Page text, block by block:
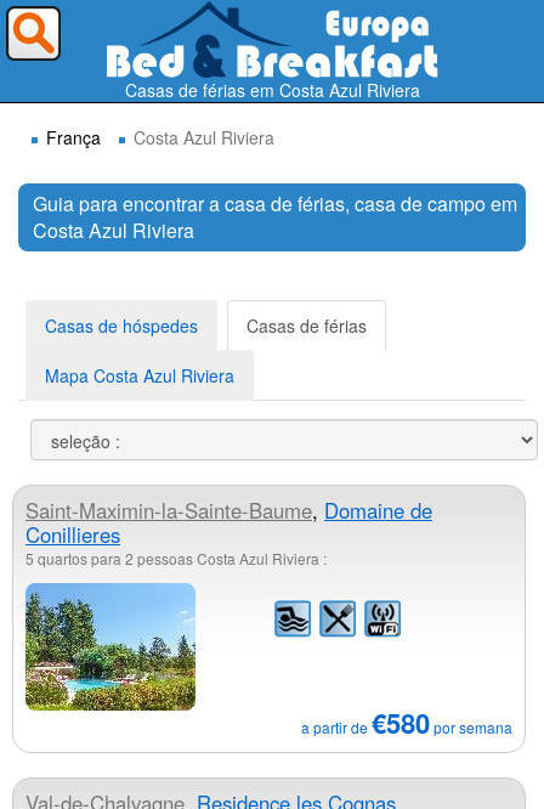
Casas de férias em Costa Azul Riviera
França
Costa Azul Riviera
Guia para encontrar a casa de férias, casa de campo em
Costa Azul Riviera
Casas de hóspedes Casas de férias
Mapa Costa Azul Riviera
Saint-Maximin-la-Sainte-Baume, Domaine de
Conillieres
5 quartos para 2 pessoas Costa Azul Riviera :
a partir de€580por semana
Val-de-Chalvagne, Residence les Cognas
Para onde deseja ir ?